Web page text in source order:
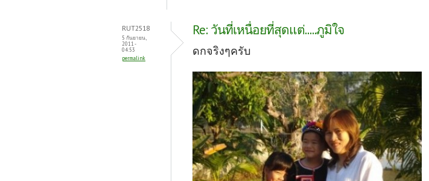
RUT2518
5 กันยายน,
2011 -
04:53
permalink
Re: วันที่เหนื่อยที่สุดแต่.....ภูมิใจ
ดกจริงๆครับ